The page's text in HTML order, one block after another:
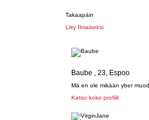
Takaapäin
Liity Ilmaiseksi
Baube , 23, Espoo
Mä en ole mikään yber
Katso koko profiili